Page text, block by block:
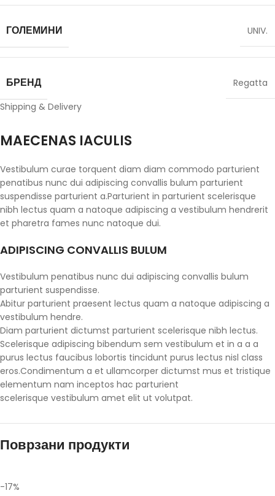
ГОЛЕМИНИ UNIV.
БРЕНД
Regatta
Shipping & Delivery
MAECENAS IACULIS
Vestibulum curae torquent diam diam commodo parturient
penatibus nunc dui adipiscing convallis bulum parturient
suspendisse parturient a.Parturient in parturient scelerisque
nibh lectus quam a natoque adipiscing a vestibulum hendrerit
et pharetra fames nunc natoque dui.
ADIPISCING CONVALLIS BULUM
Vestibulum penatibus nunc dui adipiscing convallis bulum
parturient suspendisse.
Abitur parturient praesent lectus quam a natoque adipiscing a
vestibulum hendre.
Diam parturient dictumst parturient scelerisque nibh lectus.
Scelerisque adipiscing bibendum sem vestibulum et in a a a
purus lectus faucibus lobortis tincidunt purus lectus nisl class
eros.Condimentum a et ullamcorper dictumst mus et tristique
elementum nam inceptos hac parturient
scelerisque vestibulum amet elit ut volutpat.
Поврзани продукти
-17%